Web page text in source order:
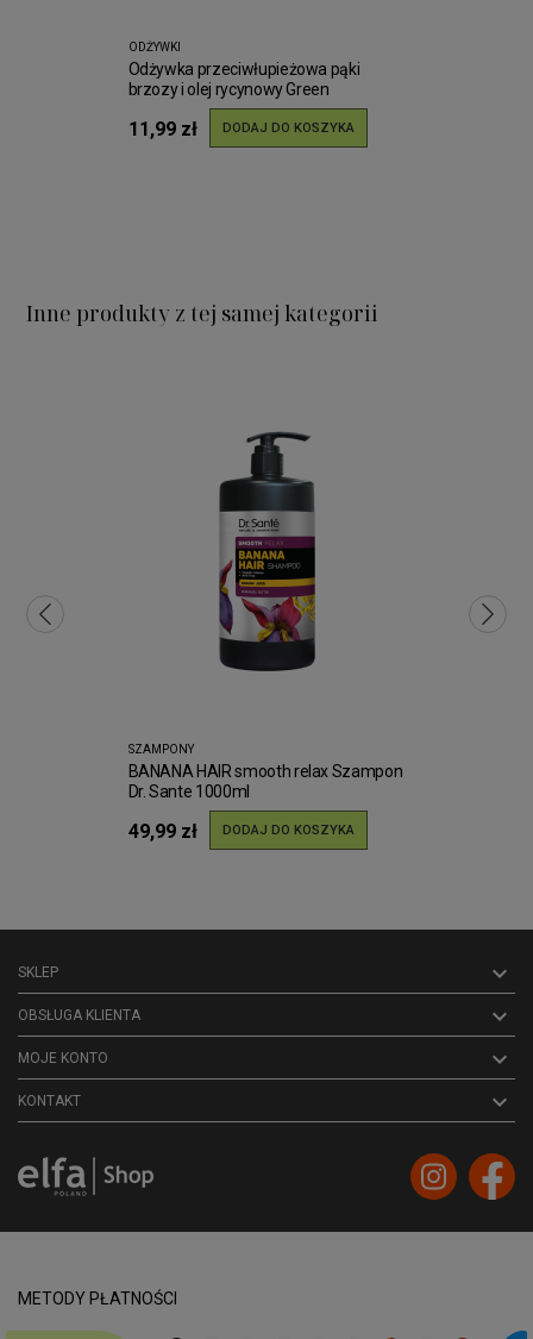
ODŻYWKI
Odżywka przeciwłupieżowa pąki
brzozy i olej rycynowy Green
Pharmacy 300ml
11,99 zł DODAJ DO KOSZYKA
Inne produkty z tej samej kategorii
SZAMPONY
BANANA HAIR smooth relax Szampon
Dr. Sante 1000ml
49,99 zł DODAJ DO KOSZYKA
SKLEP 
OBSŁUGA KLIENTA 
MOJE KONTO 
KONTAKT keyboard_arrow_down
METODY PŁATNOŚCI